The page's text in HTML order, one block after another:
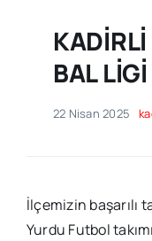
BAL
22 Nisan 2025
İlçemizin başarılı
Yurdu Futbol